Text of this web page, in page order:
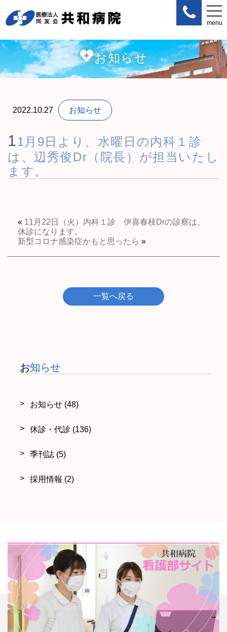
menu
お知らせ
お知らせ
お知らせ (48)
休診・代診 (136)
季刊誌 (5)
採用情報 (2)
2022.10.27 お知らせ
11月9日より、水曜日の内科１診
は、辺秀俊Dr（院長）が担当いたし
ます。
« 11月22日（火）内科１診 伊喜春枝Drの診察は、
休診になります。
新型コロナ感染症かもと思ったら »
一覧へ戻る